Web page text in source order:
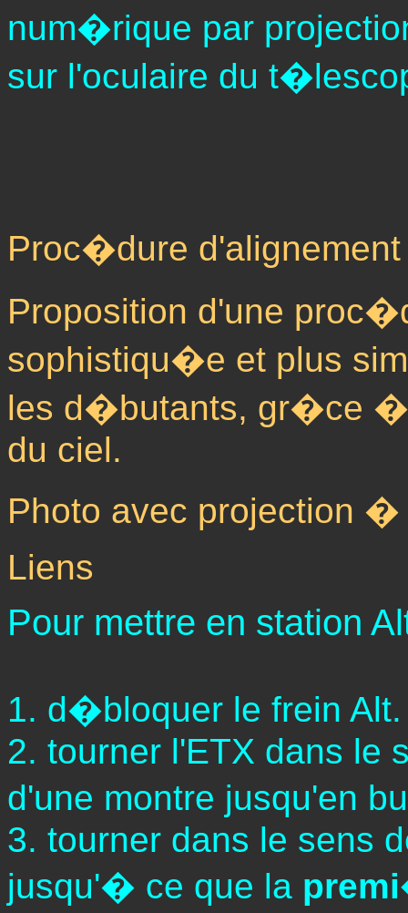
num�rique par
sur l'oculaire du
Proc�dure
Proposition d'une
sophistiqu�e et plus
les d�butants, gr�ce �
du ciel.
Photo avec projection �
Liens
Pour mettre en station
1. d�bloquer le frein Alt.
2. tourner l'ETX dans le
d'une montre jusqu'en
3. tourner dans le sens
jusqu'� ce que la